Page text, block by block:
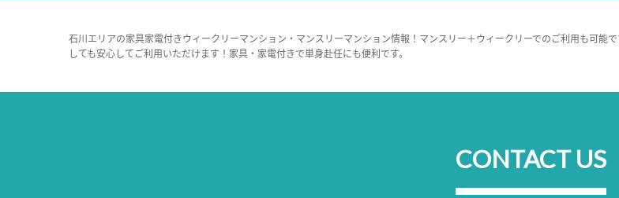
石川エリアの家具家電付きウィークリーマンション・マンスリーマンション情報！マンスリー＋ウィークリーでのご利用も可能
しても安心してご利用いただけます！家具・家電付きで単身赴任にも便利です。
CONTACT US